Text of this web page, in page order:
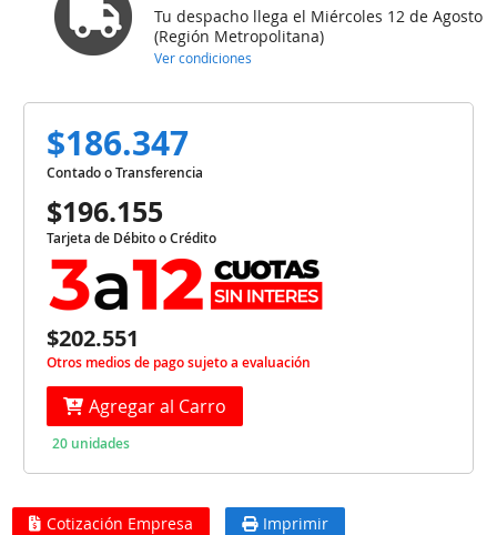
Tu despacho llega el Miércoles 12 de Agosto
(Región Metropolitana)
Ver condiciones
$186.347
Contado o Transferencia
$196.155
Tarjeta de Débito o Crédito
$202.551
Otros medios de pago sujeto a evaluación
Agregar al Carro
20 unidades
Cotización Empresa Imprimir